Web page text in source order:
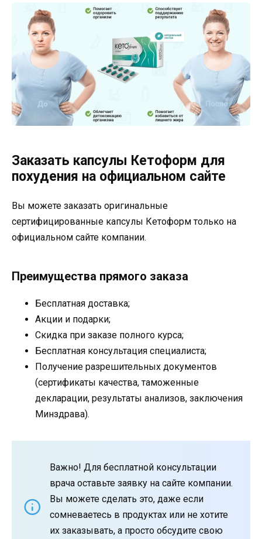
Заказать капсулы Кетоформ для
похудения на официальном сайте
Вы можете заказать оригинальные
сертифицированные капсулы Кетоформ только на
официальном сайте компании.
Преимущества прямого заказа
Бесплатная доставка;
Акции и подарки;
Скидка при заказе полного курса;
Бесплатная консультация специалиста;
Получение разрешительных документов
(сертификаты качества, таможенные
декларации, результаты анализов, заключения
Минздрава).
Важно! Для бесплатной консультации
врача оставьте заявку на сайте компании.
Вы можете сделать это, даже если
сомневаетесь в продуктах или не хотите
их заказывать, а просто обсудите свою